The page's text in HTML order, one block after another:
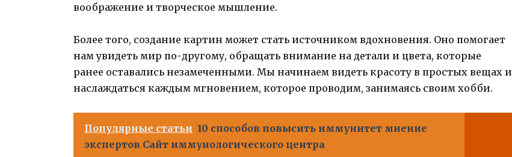
воображение и творческое мышление.
Более того, создание картин может стать источником вдохновения. Оно помогает
нам увидеть мир по-другому, обращать внимание на детали и цвета, которые
ранее оставались незамеченными. Мы начинаем видеть красоту в простых вещах и
наслаждаться каждым мгновением, которое проводим, занимаясь своим хобби.
Популярные статьи 10 способов повысить иммунитет мнение
экспертов Сайт иммунологического центра